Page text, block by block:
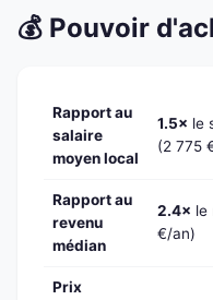
💰 Pouvoir
Rapport au
salaire
moyen local
1.5× le
(2 775
Rapport au
revenu
médian
2.4× le
€/an)
Prix